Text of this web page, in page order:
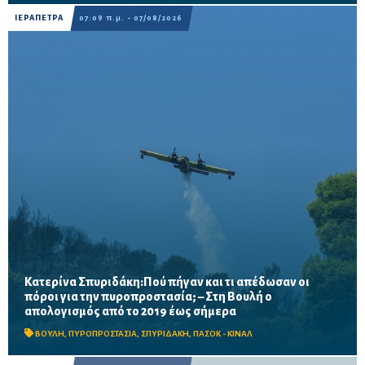
ΙΕΡΑΠΕΤΡΑ 07:09 π.μ. - 07/08/2026
Κατερίνα Σπυριδάκη:Πού πήγαν και τι απέδωσαν οι
πόροι για την πυροπροστασία; – Στη Βουλή ο
απολογισμός από το 2019 έως σήμερα
ΒΟΥΛΗ, ΠΥΡΟΠΡΟΣΤΑΣΙΑ, ΣΠΥΡΙΔΑΚΗ, ΠΑΣΟΚ - ΚΙΝΑΛ
Το ΠΑΣΟΚ ζητά πλήρη απολογισμό των χρηματοδοτήσεων από
το 2019, στοιχεία για τα προγράμματα «ΑΙΓΙΣ» και AntiNero,
καθώς και απαντήσεις για προσωπικό, οχήματα, ε...